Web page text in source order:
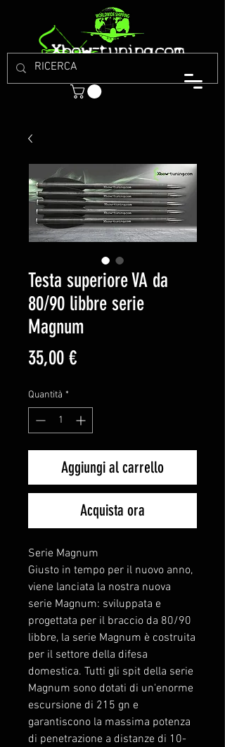
Testa superiore VA da
80/90 libbre serie
Magnum
35,00 €Prezzo
Quantità *
Aggiungi al carrello
Acquista ora
Serie Magnum
Giusto in tempo per il nuovo anno,
viene lanciata la nostra nuova
serie Magnum: sviluppata e
progettata per il braccio da 80/90
libbre, la serie Magnum è costruita
per il settore della difesa
domestica. Tutti gli spit della serie
Magnum sono dotati di un'enorme
escursione di 215 gn e
garantiscono la massima potenza
di penetrazione a distanze di 10-